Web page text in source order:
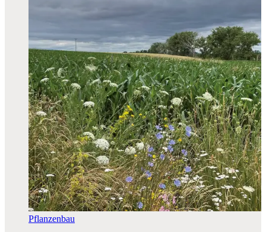
Pflanzenbau